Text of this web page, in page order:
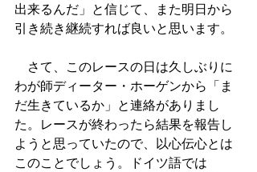
出来るんだ」と信じて、また明日から
引き続き継続すれば良いと思います。
さて、このレースの日は久しぶりに
わが師ディーター・ホーゲンから「ま
だ生きているか」と連絡がありまし
た。レースが終わったら結果を報告し
ようと思っていたので、以心伝心とは
このことでしょう。ドイツ語では